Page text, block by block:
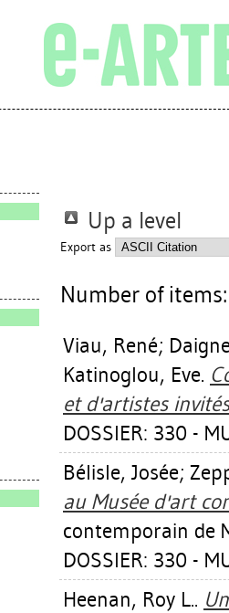
Up a level
Export as
Number of
Viau, René;
Katinoglou, Eve.
et d'artistes
DOSSIER: 330 -
Bélisle, Josée;
au Musée d'art
contemporain de
DOSSIER: 330 -
Heenan, Roy L..